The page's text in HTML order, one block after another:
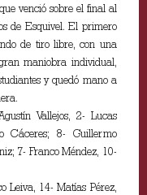
venció sobre el final al
de Esquivel. El primero
de tiro libre, con una
maniobra individual,
y quedó mano a
Vallejos, 2- Lucas
Cáceres; 8- Guillermo
7- Franco Méndez, 10-
Leiva, 14- Matías Pérez,